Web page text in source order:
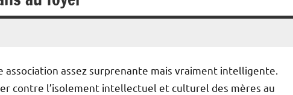
association assez surprenante mais vraiment intelligente.
contre l’isolement intellectuel et culturel des mères au